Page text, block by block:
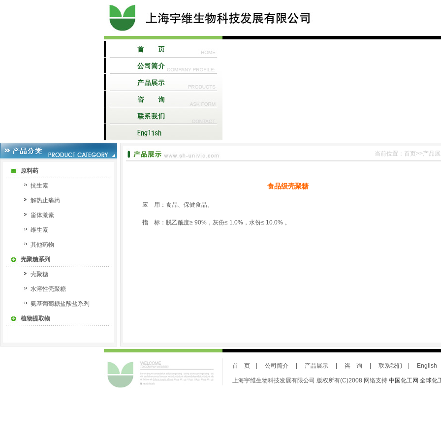
原料药
抗生素
解热止痛药
甾体激素
维生素
其他药物
壳聚糖系列
壳聚糖
水溶性壳聚糖
氨基葡萄糖盐酸盐系列
植物提取物
当前位置：首页>>产品
食品级壳聚糖
应 用：食品、保健食品。
指 标：脱乙酰度≥ 90%， 灰份≤ 1.0% ，水份≤ 10.0% 。
首 页| 公司简介| 产品展示| 咨 询 联系我们 English
上海宇维生物科技发展有限公司 版权所有(C)2008 网络支持 中国化工网 全球化